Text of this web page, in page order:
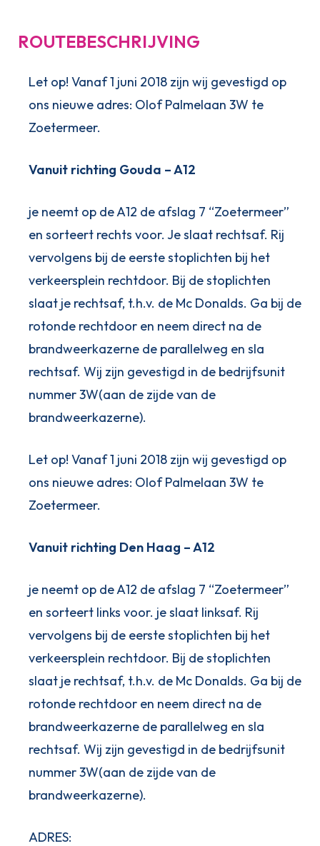
ROUTEBESCHRIJVING
Let op! Vanaf 1 juni 2018 zijn wij gevestigd op
ons nieuwe adres: Olof Palmelaan 3W te
Zoetermeer.
Vanuit richting Gouda – A12
je neemt op de A12 de afslag 7 “Zoetermeer”
en sorteert rechts voor. Je slaat rechtsaf. Rij
vervolgens bij de eerste stoplichten bij het
verkeersplein rechtdoor. Bij de stoplichten
slaat je rechtsaf, t.h.v. de Mc Donalds. Ga bij de
rotonde rechtdoor en neem direct na de
brandweerkazerne de parallelweg en sla
rechtsaf. Wij zijn gevestigd in de bedrijfsunit
nummer 3W(aan de zijde van de
brandweerkazerne).
Let op! Vanaf 1 juni 2018 zijn wij gevestigd op
ons nieuwe adres: Olof Palmelaan 3W te
Zoetermeer.
Vanuit richting Den Haag – A12
je neemt op de A12 de afslag 7 “Zoetermeer”
en sorteert links voor. je slaat linksaf. Rij
vervolgens bij de eerste stoplichten bij het
verkeersplein rechtdoor. Bij de stoplichten
slaat je rechtsaf, t.h.v. de Mc Donalds. Ga bij de
rotonde rechtdoor en neem direct na de
brandweerkazerne de parallelweg en sla
rechtsaf. Wij zijn gevestigd in de bedrijfsunit
nummer 3W(aan de zijde van de
brandweerkazerne).
ADRES: